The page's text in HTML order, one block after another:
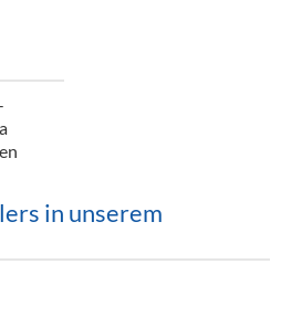
in unserem